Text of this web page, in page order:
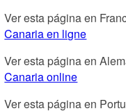
Ver esta página en
Canaria en ligne
Ver esta página en
Canaria online
Ver esta página en